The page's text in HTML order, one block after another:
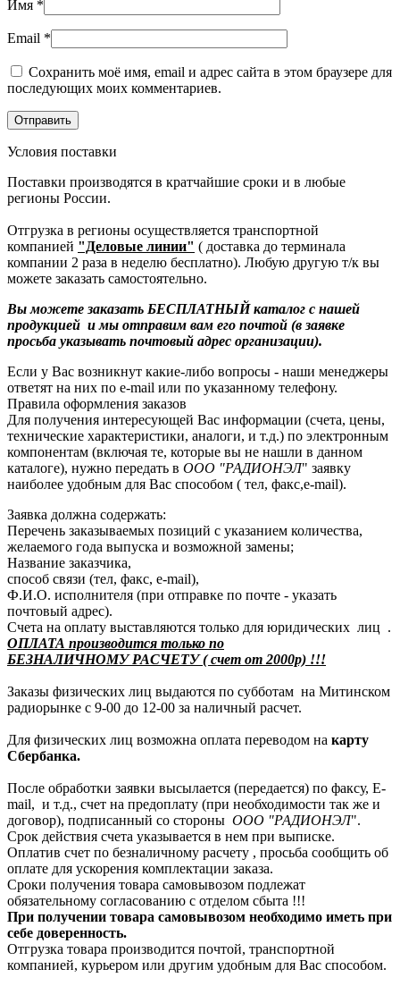
Имя *
Email *
Сохранить моё имя, email и адрес сайта в этом браузере для
последующих моих комментариев.
Условия поставки
Поставки производятся в кратчайшие сроки и в любые
регионы России.
Отгрузка в регионы осуществляется транспортной
компанией "Деловые линии" ( доставка до терминала
компании 2 раза в неделю бесплатно). Любую другую т/к вы
можете заказать самостоятельно.
Вы можете заказать БЕСПЛАТНЫЙ каталог с нашей
продукцией и мы отправим вам его почтой (в заявке
просьба указывать почтовый адрес организации).
Если у Вас возникнут какие-либо вопросы - наши менеджеры
ответят на них по e-mail или по указанному телефону.
Правила оформления заказов
Для получения интересующей Вас информации (счета, цены,
технические характеристики, аналоги, и т.д.) по электронным
компонентам (включая те, которые вы не нашли в данном
каталоге), нужно передать в ООО "РАДИОНЭЛ" заявку
наиболее удобным для Вас способом ( тел, факс,e-mail).
Заявка должна содержать:
Перечень заказываемых позиций с указанием количества,
желаемого года выпуска и возможной замены;
Название заказчика,
способ связи (тел, факс, e-mail),
Ф.И.О. исполнителя (при отправке по почте - указать
почтовый адрес).
Счета на оплату выставляются только для юридических лиц .
ОПЛАТА производится только по
БЕЗНАЛИЧНОМУ РАСЧЕТУ ( счет от 2000р) !!!
Заказы физических лиц выдаются по субботам на Митинском
радиорынке с 9-00 до 12-00 за наличный расчет.
Для физических лиц возможна оплата переводом на карту
Сбербанка.
После обработки заявки высылается (передается) по факсу, E-
mail, и т.д., счет на предоплату (при необходимости так же и
договор), подписанный со стороны ООО "РАДИОНЭЛ".
Срок действия счета указывается в нем при выписке.
Оплатив счет по безналичному расчету , просьба сообщить об
оплате для ускорения комплектации заказа.
Сроки получения товара самовывозом подлежат
обязательному согласованию с отделом сбыта !!!
При получении товара самовывозом необходимо иметь при
себе доверенность.
Отгрузка товара производится почтой, транспортной
компанией, курьером или другим удобным для Вас способом.